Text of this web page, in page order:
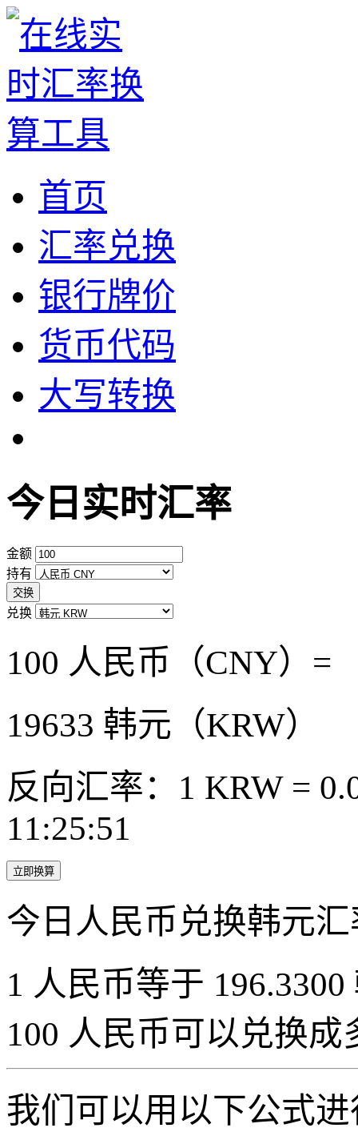
首页
汇率兑换
银行牌价
货币代码
大写转换
今日实时汇率
金额
持有
交换
兑换
100 人民币（CNY）=
19633 韩元（KRW）
反向汇率：1 KRW =
11:25:51
立即换算
今日人民币兑换韩元
1 人民币等于
100 人民币可以兑换成
我们可以用以下公式